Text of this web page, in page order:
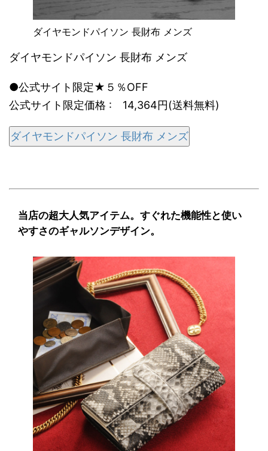
ダイヤモンドパイソン 長財布 メンズ
ダイヤモンドパイソン 長財布 メンズ
●公式サイト限定★５％OFF
公式サイト限定価格 : 14,364円(送料無料)
ダイヤモンドパイソン 長財布 メンズ
当店の超大人気アイテム。すぐれた機能性と使い
やすさのギャルソンデザイン。